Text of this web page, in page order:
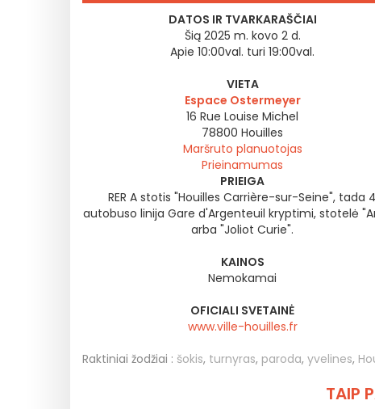
DATOS IR TVARKARAŠČIAI
Šią 2025 m. kovo 2 d.
Apie 10:00val. turi 19:00val.
VIETA
Espace Ostermeyer
16 Rue Louise Michel
78800 Houilles
Maršruto planuotojas
Prieinamumas
PRIEIGA
RER A stotis "Houilles Carrière-sur-Seine", tada 4
autobuso linija Gare d'Argenteuil kryptimi, stotelė
arba "Joliot Curie".
KAINOS
Nemokamai
OFICIALI SVETAINĖ
www.ville-houilles.fr
Raktiniai žodžiai : šokis, turnyras, paroda, yvelines,
TAIP